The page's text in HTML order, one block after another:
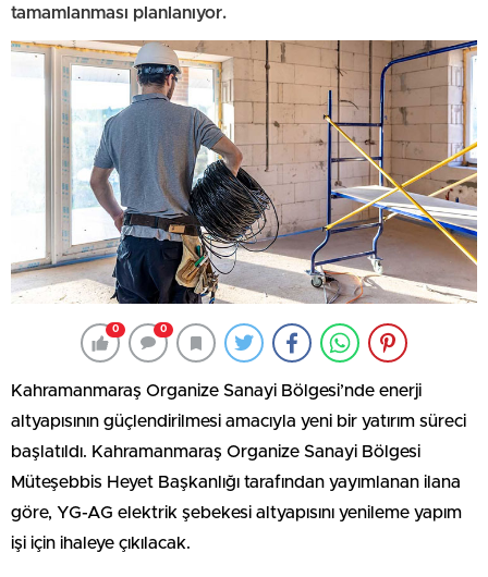
tamamlanması planlanıyor.
0 0
Kahramanmaraş Organize Sanayi Bölgesi’nde enerji
altyapısının güçlendirilmesi amacıyla yeni bir yatırım süreci
başlatıldı. Kahramanmaraş Organize Sanayi Bölgesi
Müteşebbis Heyet Başkanlığı tarafından yayımlanan ilana
göre, YG-AG elektrik şebekesi altyapısını yenileme yapım
işi için ihaleye çıkılacak.